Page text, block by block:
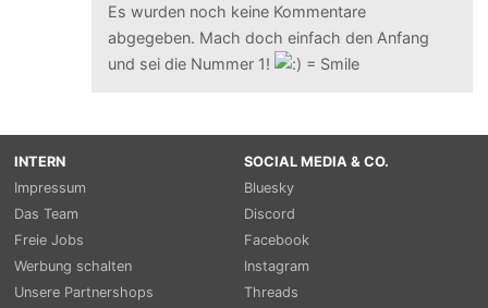
Es wurden noch keine Kommentare
abgegeben. Mach doch einfach den Anfang
und sei die Nummer 1!
INTERN
Impressum
Das Team
Freie Jobs
Werbung schalten
Unsere Partnershops
SOCIAL MEDIA & CO.
Bluesky
Discord
Facebook
Instagram
Threads